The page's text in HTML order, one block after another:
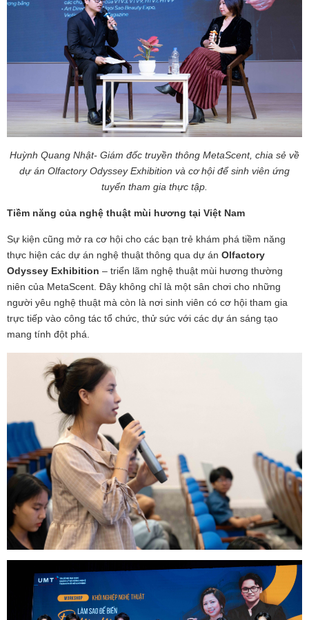
Huỳnh Quang Nhật- Giám đốc truyền thông MetaScent, chia sẻ về
dự án Olfactory Odyssey Exhibition và cơ hội để sinh viên ứng
tuyển tham gia thực tập.
Tiềm năng của nghệ thuật mùi hương tại Việt Nam
Sự kiện cũng mở ra cơ hội cho các bạn trẻ khám phá tiềm năng
thực hiện các dự án nghệ thuật thông qua dự án Olfactory
Odyssey Exhibition – triển lãm nghệ thuật mùi hương thường
niên của MetaScent. Đây không chỉ là một sân chơi cho những
người yêu nghệ thuật mà còn là nơi sinh viên có cơ hội tham gia
trực tiếp vào công tác tổ chức, thử sức với các dự án sáng tạo
mang tính đột phá.